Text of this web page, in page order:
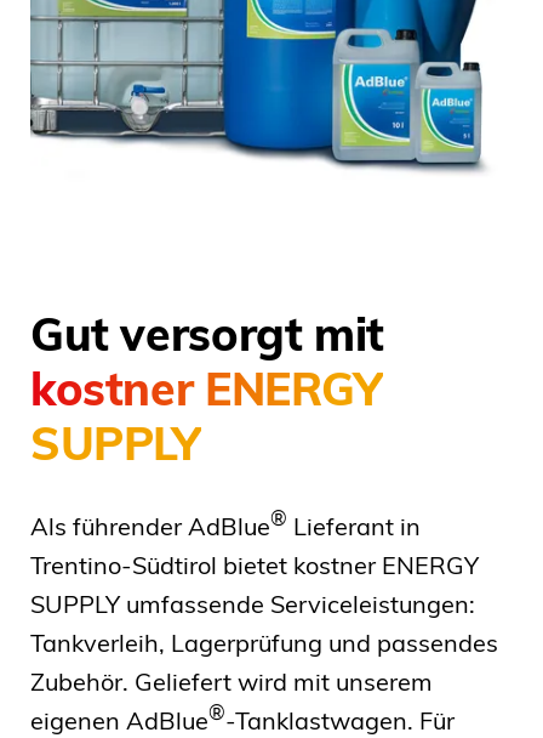
Gut versorgt mit
kostner ENERGY
SUPPLY
Als führender AdBlue® Lieferant in
Trentino-Südtirol bietet kostner ENERGY
SUPPLY umfassende Serviceleistungen:
Tankverleih, Lagerprüfung und passendes
Zubehör. Geliefert wird mit unserem
eigenen AdBlue®-Tanklastwagen. Für